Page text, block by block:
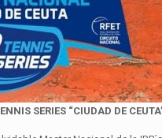
SERIES “CIUDAD DE